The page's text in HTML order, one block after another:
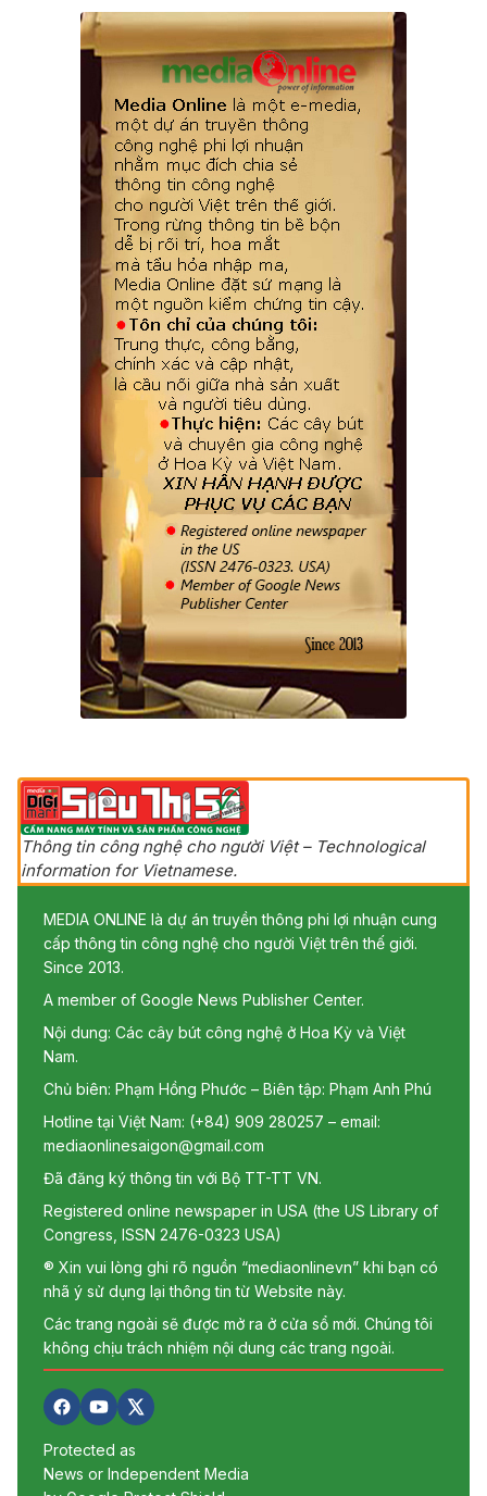
Thông tin công nghệ cho người Việt – Technological
information for Vietnamese.
MEDIA ONLINE là dự án truyền thông phi lợi nhuận cung
cấp thông tin công nghệ cho người Việt trên thế giới.
Since 2013.
A member of Google News Publisher Center.
Nội dung: Các cây bút công nghệ ở Hoa Kỳ và Việt
Nam.
Chủ biên: Phạm Hồng Phước – Biên tập: Phạm Anh Phú
Hotline tại Việt Nam: (+84) 909 280257 – email:
mediaonlinesaigon@gmail.com
Đã đăng ký thông tin với Bộ TT-TT VN.
Registered online newspaper in USA (the US Library of
Congress, ISSN 2476-0323 USA)
® Xin vui lòng ghi rõ nguồn “mediaonlinevn” khi bạn có
nhã ý sử dụng lại thông tin từ Website này.
Các trang ngoài sẽ được mở ra ở cửa sổ mới. Chúng tôi
không chịu trách nhiệm nội dung các trang ngoài.
Protected as
News or Independent Media